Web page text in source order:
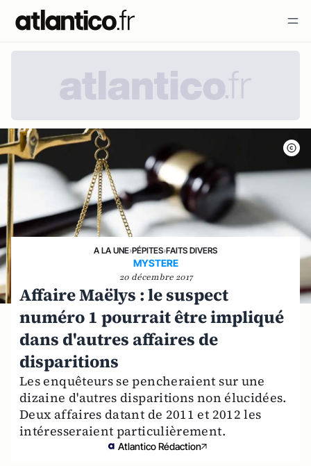
A LA UNE›PÉPITES›FAITS DIVERS
MYSTERE
20 décembre 2017
Affaire Maëlys : le suspect
numéro 1 pourrait être impliqué
dans d'autres affaires de
disparitions
Les enquêteurs se pencheraient sur une
dizaine d'autres disparitions non élucidées.
Deux affaires datant de 2011 et 2012 les
intéresseraient particulièrement.
Atlantico Rédaction